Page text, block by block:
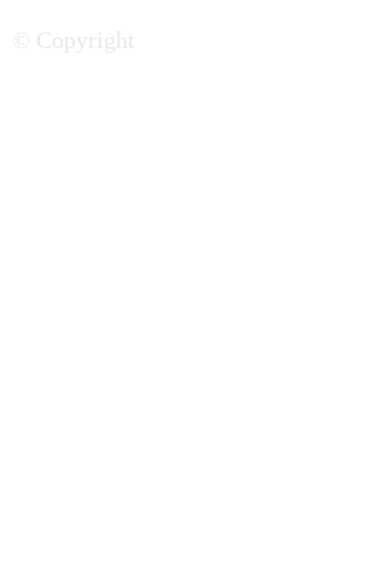
stratégie gagnante pour
© Copyright